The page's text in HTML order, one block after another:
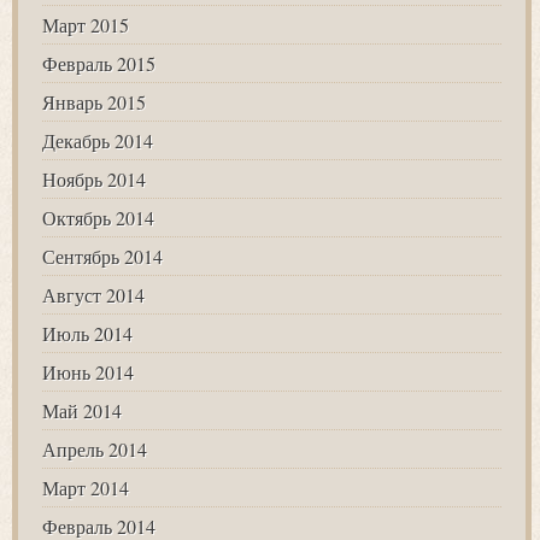
Март 2015
Февраль 2015
Январь 2015
Декабрь 2014
Ноябрь 2014
Октябрь 2014
Сентябрь 2014
Август 2014
Июль 2014
Июнь 2014
Май 2014
Апрель 2014
Март 2014
Февраль 2014